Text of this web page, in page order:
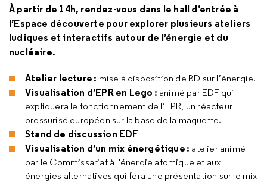
À partir de 14h, rendez-vous dans le hall d’entrée à
l’Espace découverte pour explorer plusieurs ateliers
ludiques et interactifs autour de l’énergie et du
nucléaire.
Atelier lecture : mise à disposition de BD sur l’énergie.
Visualisation d’EPR en Lego : animé par EDF qui
expliquera le fonctionnement de l’EPR, un réacteur
pressurisé européen sur la base de la maquette.
Stand de discussion EDF
Visualisation d’un mix énergétique : atelier animé
par le Commissariat à l'énergie atomique et aux
énergies alternatives qui fera une présentation sur le mix